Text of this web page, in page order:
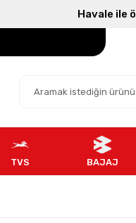
Havale ile
TVS BAJAJ